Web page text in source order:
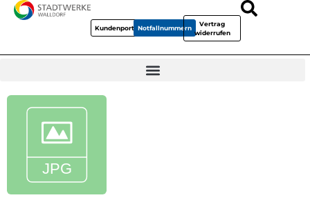
KundenportalNotfallnummern
Vertrag
widerrufen